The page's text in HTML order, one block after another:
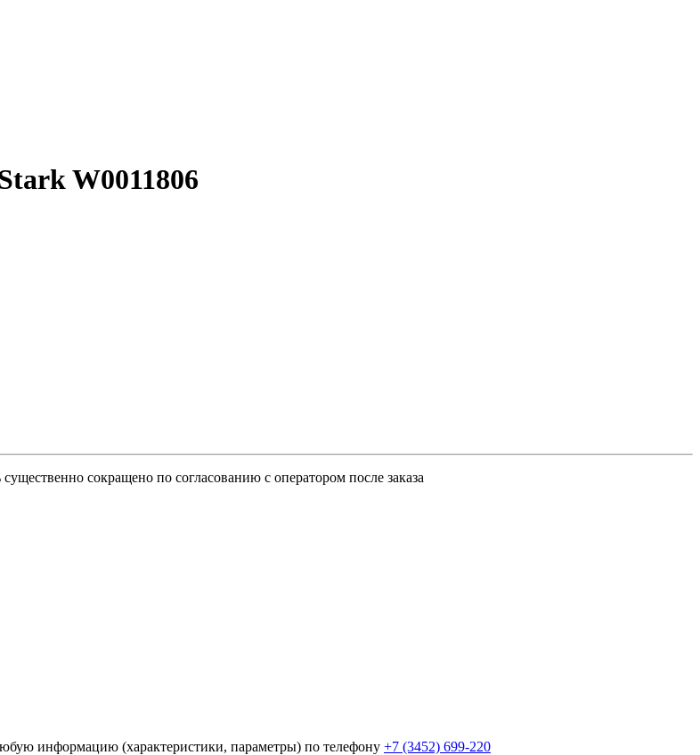
W0011806
сокращено по согласованию с оператором после заказа
информацию (характеристики, параметры) по телефону +7 (3452) 699-220